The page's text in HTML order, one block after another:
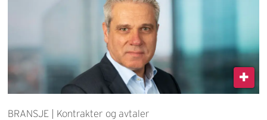
BRANSJE | Kontrakter og avtaler